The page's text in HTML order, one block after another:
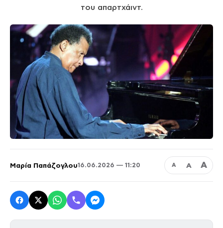
του απαρτχάιντ.
Μαρία Παπάζογλου16.06.2026 — 11:20 Α Α Α